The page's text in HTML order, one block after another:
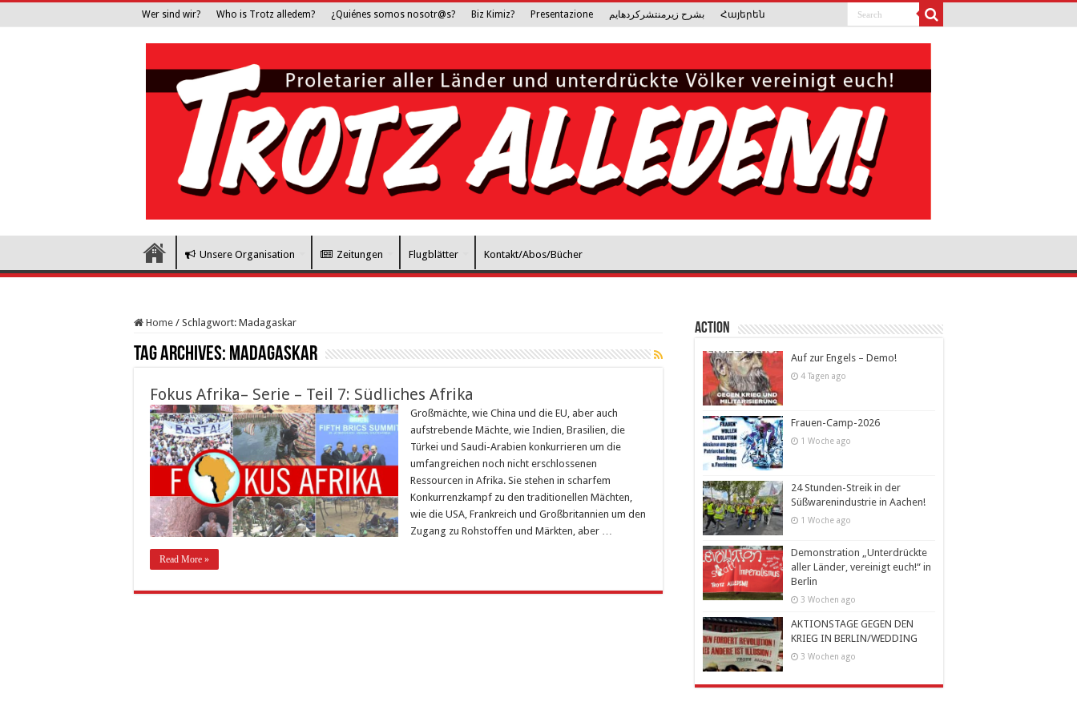
Wer sind wir? Who is Trotz alledem? ¿Quiénes somos nosotr@s? Biz Kimiz? Presentazione بشرح زیرمنتشرکرده­ایم Հայերեն
Unsere Organisation Zeitungen Flugblätter Kontakt/Abos/Bücher
Home / Schlagwort: Madagaskar
Tag Archives: Madagaskar
Fokus Afrika– Serie – Teil 7: Südliches Afrika
Großmächte, wie China und die EU, aber auch
aufstrebende Mächte, wie Indien, Brasilien, die
Türkei und Saudi-Arabien konkurrieren um die
umfang­reichen noch nicht erschlossenen
Ressourcen in Afrika. Sie stehen in scharfem
Konkurrenzkampf zu den traditionellen Mächten,
wie die USA, Frankreich und Großbritannien um den
Zugang zu Rohstoffen und Märkten, aber …
Read More »
Action
Auf zur Engels – Demo!
4 Tagen ago
Frauen-Camp-2026
1 Woche ago
24 Stunden-Streik in der
Süßwarenindustrie in Aachen!
1 Woche ago
Demonstration „Unterdrückte
aller Länder, vereinigt euch!“ in
Berlin
3 Wochen ago
AKTIONSTAGE GEGEN DEN
KRIEG IN BERLIN/WEDDING
3 Wochen ago